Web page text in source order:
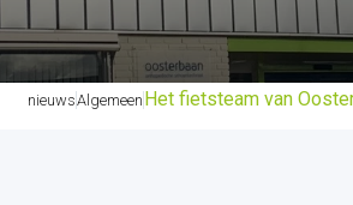
nieuwsAlgemeen Het fietsteam van